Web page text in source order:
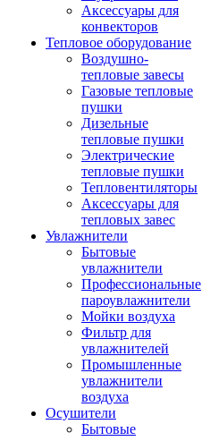
Аксессуары для
конвекторов
Тепловое оборудование
Воздушно-
тепловые завесы
Газовые тепловые
пушки
Дизельные
тепловые пушки
Электрические
тепловые пушки
Тепловентиляторы
Аксессуары для
тепловых завес
Увлажнители
Бытовые
увлажнители
Профессиональные
пароувлажнители
Мойки воздуха
Фильтр для
увлажнителей
Промышленные
увлажнители
воздуха
Осушители
Бытовые